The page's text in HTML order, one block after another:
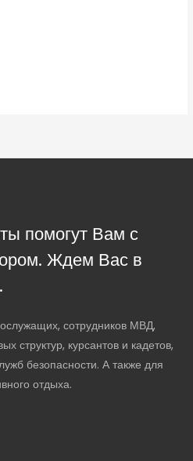
помогут Вам с
Ждем Вас в
сотрудников МВД,
структур, курсантов и кадетов,
безопасности. А также для
отдыха.